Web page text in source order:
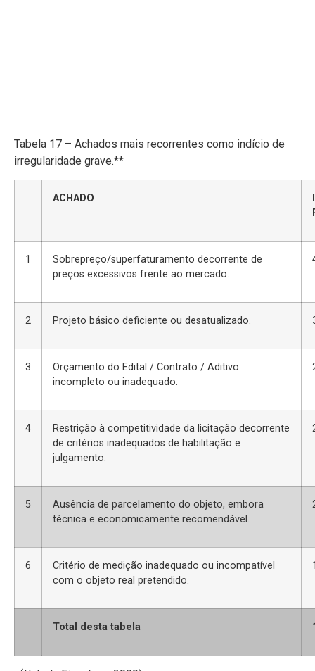
Tabela 17 – Achados mais recorrentes como indício de
irregularidade grave.**
ACHADO
1
Sobrepreço/superfaturamento decorrente de
preços excessivos frente ao mercado.
2 Projeto básico deficiente ou desatualizado.
3
Orçamento do Edital / Contrato / Aditivo
incompleto ou inadequado.
4
Restrição à competitividade da licitação decorrente
de critérios inadequados de habilitação e
julgamento.
5
Ausência de parcelamento do objeto, embora
técnica e economicamente recomendável.
6
Critério de medição inadequado ou incompatível
com o objeto real pretendido.
Total desta tabela